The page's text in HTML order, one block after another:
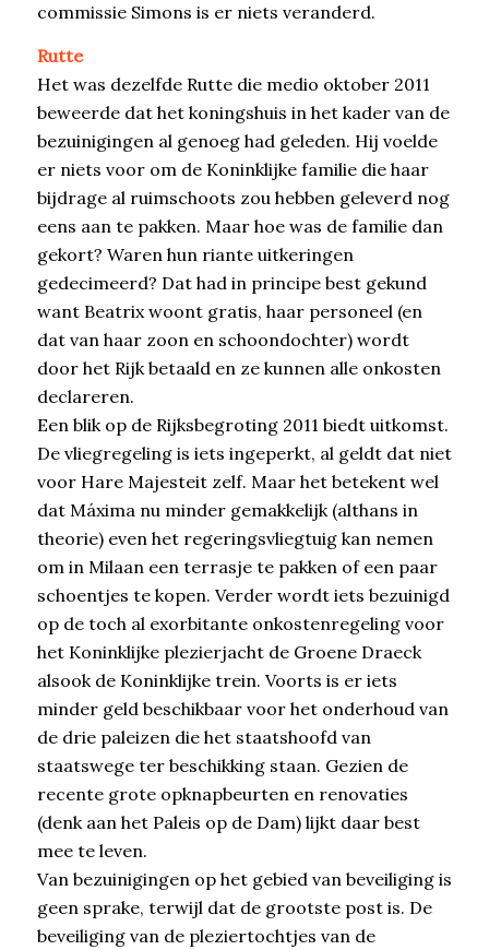
commissie Simons is er niets veranderd.
Rutte
Het was dezelfde Rutte die medio oktober 2011
beweerde dat het koningshuis in het kader van de
bezuinigingen al genoeg had geleden. Hij voelde
er niets voor om de Koninklijke familie die haar
bijdrage al ruimschoots zou hebben geleverd nog
eens aan te pakken. Maar hoe was de familie dan
gekort? Waren hun riante uitkeringen
gedecimeerd? Dat had in principe best gekund
want Beatrix woont gratis, haar personeel (en
dat van haar zoon en schoondochter) wordt
door het Rijk betaald en ze kunnen alle onkosten
declareren.
Een blik op de Rijksbegroting 2011 biedt uitkomst.
De vliegregeling is iets ingeperkt, al geldt dat niet
voor Hare Majesteit zelf. Maar het betekent wel
dat Máxima nu minder gemakkelijk (althans in
theorie) even het regeringsvliegtuig kan nemen
om in Milaan een terrasje te pakken of een paar
schoentjes te kopen. Verder wordt iets bezuinigd
op de toch al exorbitante onkostenregeling voor
het Koninklijke plezierjacht de Groene Draeck
alsook de Koninklijke trein. Voorts is er iets
minder geld beschikbaar voor het onderhoud van
de drie paleizen die het staatshoofd van
staatswege ter beschikking staan. Gezien de
recente grote opknapbeurten en renovaties
(denk aan het Paleis op de Dam) lijkt daar best
mee te leven.
Van bezuinigingen op het gebied van beveiliging is
geen sprake, terwijl dat de grootste post is. De
beveiliging van de pleziertochtjes van de